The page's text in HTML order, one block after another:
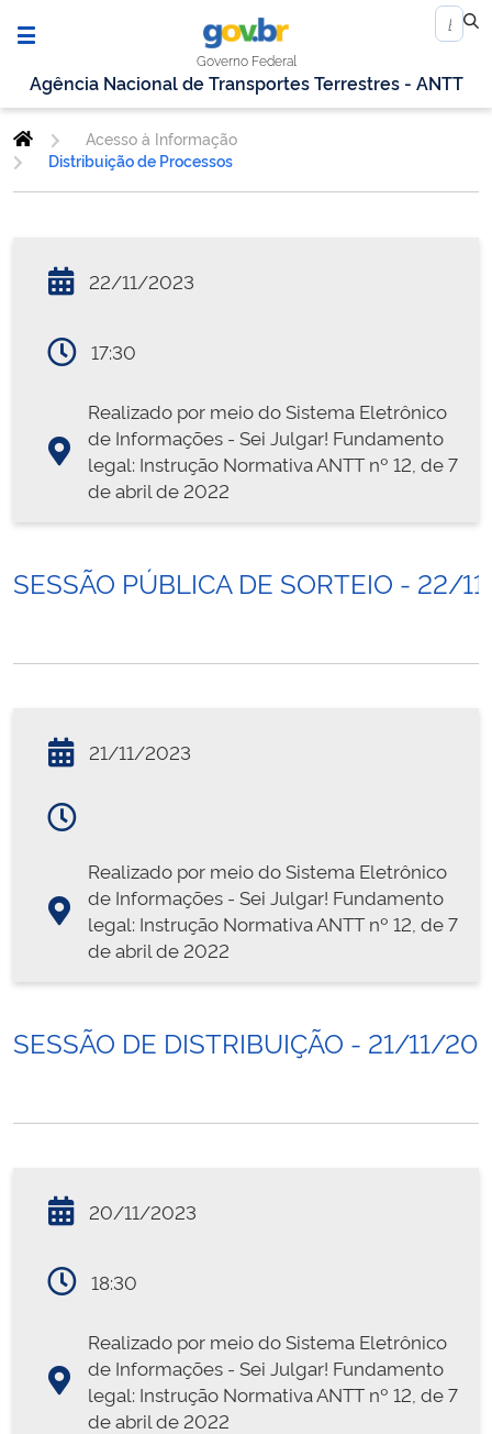
Governo Federal
Agência Nacional de Transportes Terrestres - ANTT
Acesso à Informação
Distribuição de Processos
22/11/2023
17:30
Realizado por meio do Sistema Eletrônico
de Informações - Sei Julgar! Fundamento
legal: Instrução Normativa ANTT nº 12, de 7
de abril de 2022
SESSÃO PÚBLICA DE SORTEIO - 22/
21/11/2023
Realizado por meio do Sistema Eletrônico
de Informações - Sei Julgar! Fundamento
legal: Instrução Normativa ANTT nº 12, de 7
de abril de 2022
SESSÃO DE DISTRIBUIÇÃO - 21/11/
20/11/2023
18:30
Realizado por meio do Sistema Eletrônico
de Informações - Sei Julgar! Fundamento
legal: Instrução Normativa ANTT nº 12, de 7
de abril de 2022